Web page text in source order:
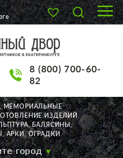
8 (800) 700-60-
82
МЕМОРИАЛЬНЫЕ
ИЗДЕЛИЙ
БАЛЯСИНЫ,
АРКИ, ОГРАДКИ
город